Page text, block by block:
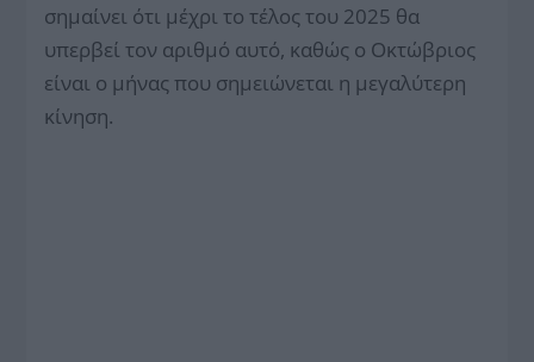
σημαίνει ότι μέχρι το τέλος του 2025 θα
υπερβεί τον αριθμό αυτό, καθώς ο Οκτώβριος
είναι ο μήνας που σημειώνεται η μεγαλύτερη
κίνηση.